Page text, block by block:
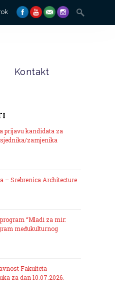
Search
for:
Kontakt
prijavu kandidata za
zamjenika
– Srebrenica Architecture
“Mladi za mir:
međukulturnog
Fakulteta
za dan 10.07.2026.